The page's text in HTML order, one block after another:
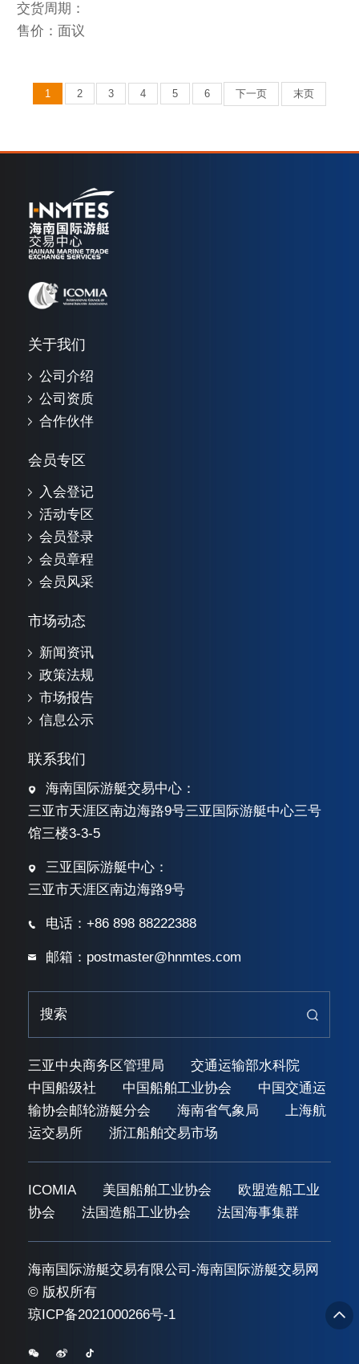
交货周期：
售价：面议
1 2 3 4 5 6 下一页 末页
关于我们
公司介绍
公司资质
合作伙伴
会员专区
入会登记
活动专区
会员登录
会员章程
会员风采
市场动态
新闻资讯
政策法规
市场报告
信息公示
联系我们
海南国际游艇交易中心：
三亚市天涯区南边海路9号三亚国际游艇中心三号
馆三楼3-3-5
三亚国际游艇中心：
三亚市天涯区南边海路9号
电话：+86 898 88222388
邮箱：postmaster@hnmtes.com
三亚中央商务区管理局
交通运输部水科院
中国船级社
中国船舶工业协会
中国交通运
输协会邮轮游艇分会
海南省气象局
上海航
运交易所
浙江船舶交易市场
ICOMIA 美国船舶工业协会
欧盟造船工业
协会
法国造船工业协会 法国海事集群
海南国际游艇交易有限公司-海南国际游艇交易网
© 版权所有
琼ICP备2021000266号-1